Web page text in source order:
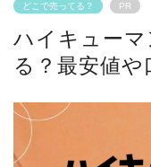
どこで売ってる？ PR
ハイキュー
る？最安値や